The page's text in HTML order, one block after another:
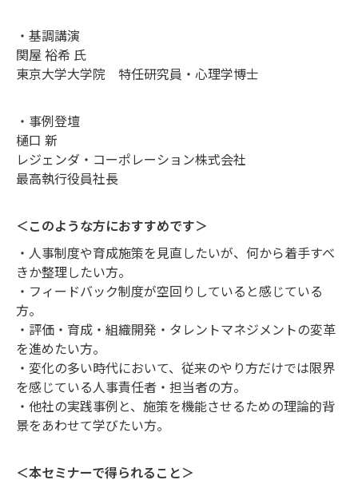
・基調講演
関屋 裕希 氏
東京大学大学院 特任研究員・心理学博士
・事例登壇
樋口 新
レジェンダ・コーポレーション株式会社
最高執行役員社長
＜このような方におすすめです＞
・人事制度や育成施策を見直したいが、何から着手すべ
きか整理したい方。
・フィードバック制度が空回りしていると感じている
方。
・評価・育成・組織開発・タレントマネジメントの変革
を進めたい方。
・変化の多い時代において、従来のやり方だけでは限界
を感じている人事責任者・担当者の方。
・他社の実践事例と、施策を機能させるための理論的背
景をあわせて学びたい方。
＜本セミナーで得られること＞